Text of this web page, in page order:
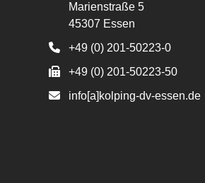
Marienstraße 5
45307 Essen
+49 (0) 201-50223-0
+49 (0) 201-50223-50
info[a]kolping-dv-essen.de